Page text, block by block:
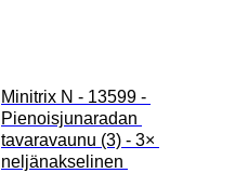
Minitrix N - 13599 -
Pienoisjunaradan
tavaravaunu (3) - 3×
neljänakselinen